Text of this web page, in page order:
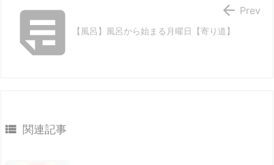
 【風呂】風呂から始まる月曜日【寄り道】
 Prev
 関連記事